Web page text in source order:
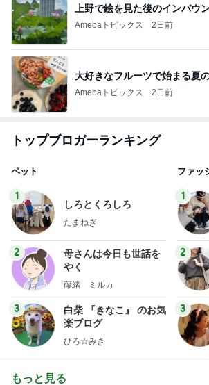
上野で絵を見た後のインバウ
Amebaトピックス 2日前
大好きなフルーツで始まる夏
Amebaトピックス 2日前
トップブロガーランキング
ペット
1
しろとくろしろ
たまねぎ
2
母さんは今日も世話を
やく
藤緒 ミルカ
3
白柴 『きなこ』 のお気
楽ブログ
ひろ☆みき
ファッ
1
2
3
もっと見る